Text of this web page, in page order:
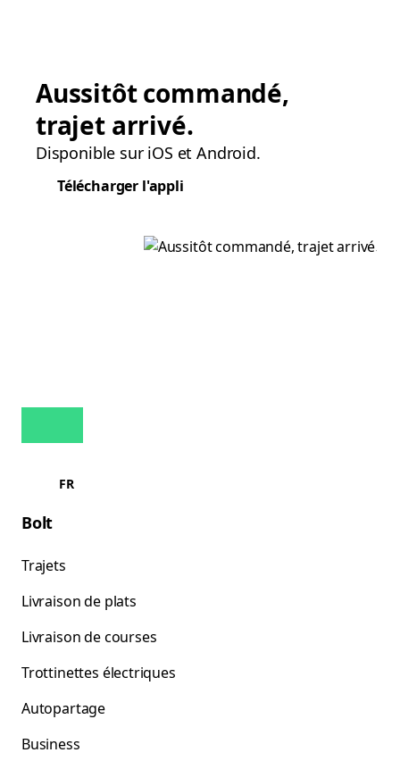
Aussitôt commandé,
trajet arrivé.
Disponible sur iOS et Android.
Télécharger l'appli
FR
Bolt
Trajets
Livraison de plats
Livraison de courses
Trottinettes électriques
Autopartage
Business